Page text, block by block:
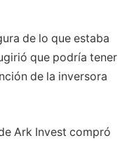
de lo que estaba
que podría tener
de la inversora
Ark Invest compró